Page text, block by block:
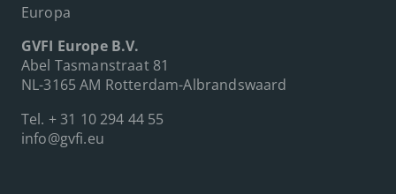
Europa
GVFI Europe B.V.
Abel Tasmanstraat 81
NL-3165 AM Rotterdam-Albrandswaard
Tel. + 31 10 294 44 55
info@gvfi.eu